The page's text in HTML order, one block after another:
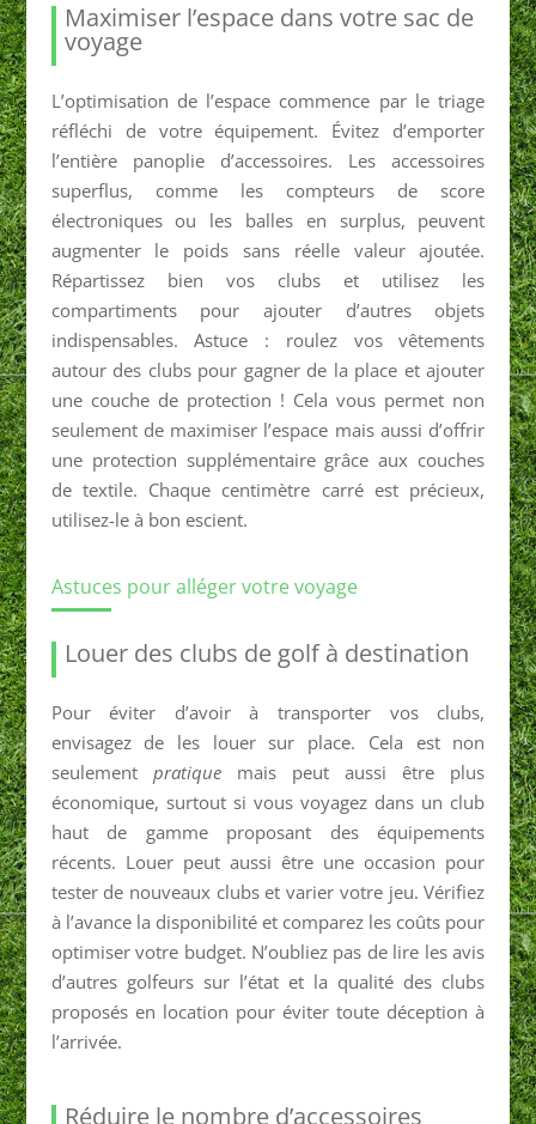
Maximiser l’espace dans votre sac de
voyage
L’optimisation de l’espace commence par le triage
réfléchi de votre équipement. Évitez d’emporter
l’entière panoplie d’accessoires. Les accessoires
superflus, comme les compteurs de score
électroniques ou les balles en surplus, peuvent
augmenter le poids sans réelle valeur ajoutée.
Répartissez bien vos clubs et utilisez les
compartiments pour ajouter d’autres objets
indispensables. Astuce : roulez vos vêtements
autour des clubs pour gagner de la place et ajouter
une couche de protection ! Cela vous permet non
seulement de maximiser l’espace mais aussi d’offrir
une protection supplémentaire grâce aux couches
de textile. Chaque centimètre carré est précieux,
utilisez-le à bon escient.
Astuces pour alléger votre voyage
Louer des clubs de golf à destination
Pour éviter d’avoir à transporter vos clubs,
envisagez de les louer sur place. Cela est non
seulement pratiquemais peut aussi être plus
économique, surtout si vous voyagez dans un club
haut de gamme proposant des équipements
récents. Louer peut aussi être une occasion pour
tester de nouveaux clubs et varier votre jeu. Vérifiez
à l’avance la disponibilité et comparez les coûts pour
optimiser votre budget. N’oubliez pas de lire les avis
d’autres golfeurs sur l’état et la qualité des clubs
proposés en location pour éviter toute déception à
l’arrivée.
Réduire le nombre d’accessoires